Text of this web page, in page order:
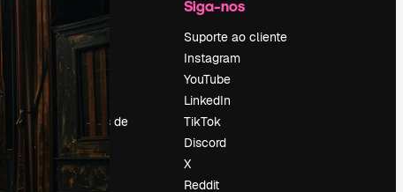
Preços
Sobre nós
Reviews
Emprego
Tendências de
pesquisa
Blog
Eventos
Siga-nos
Suporte ao cliente
Instagram
YouTube
LinkedIn
TikTok
Discord
X
Reddit